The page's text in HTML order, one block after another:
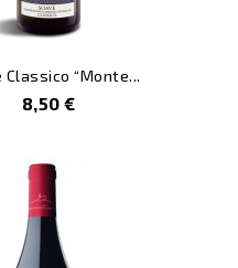
Classico “Monte...
Prezzo
8,50 €